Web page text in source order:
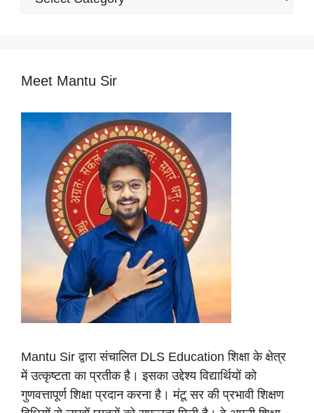
Meet Mantu Sir
Mantu Sir द्वारा संचालित DLS Education शिक्षा के क्षेत्र
में उत्कृष्टता का प्रतीक है। इसका उद्देश्य विद्यार्थियों को
गुणवत्तापूर्ण शिक्षा प्रदान करना है। मंटू सर की प्रभावी शिक्षण